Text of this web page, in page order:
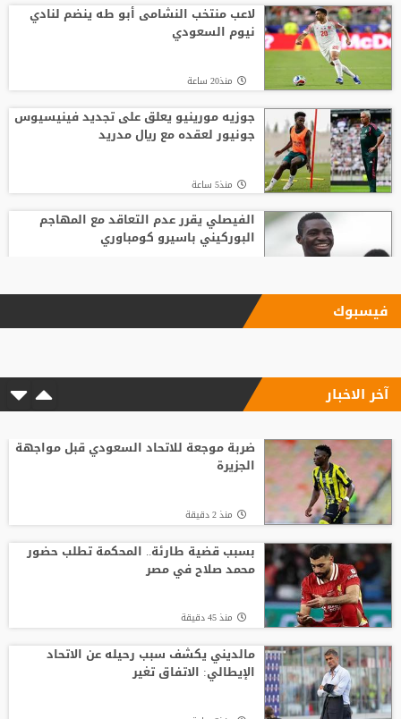
لاعب منتخب النشامى أبو طه ينضم لنادي
نيوم السعودي
منذ20 ساعة
جوزيه مورينيو يعلق على تجديد فينيسيوس
جونيور لعقده مع ريال مدريد
منذ5 ساعة
الفيصلي يقرر عدم التعاقد مع المهاجم
البوركيني باسيرو كومباوري
"اليويفا" يؤكد دفع مستحقات نهاية الخدمة
مبكرًا برسالة نارية
انطلاق منافسات بطولة الحسن الدولية
العاشرة للتايكواندو
افتتاح دورة "سبارتاكياد شعوب روسيا" 2026
في يكاترينبورغ
فيسبوك
آخر الاخبار
ضربة موجعة للاتحاد السعودي قبل مواجهة
الجزيرة
منذ 2 دقيقة
بسبب قضية طارئة.. المحكمة تطلب حضور
محمد صلاح في مصر
منذ 45 دقيقة
مالديني يكشف سبب رحيله عن الاتحاد
الإيطالي: الاتفاق تغير